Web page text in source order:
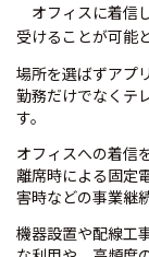
オフィスに着信
受けることが可能
場所を選ばずアプ
勤務だけでなくテ
す。
オフィスへの着信
離席時による固定
害時などの事業継
機器設置や配線工